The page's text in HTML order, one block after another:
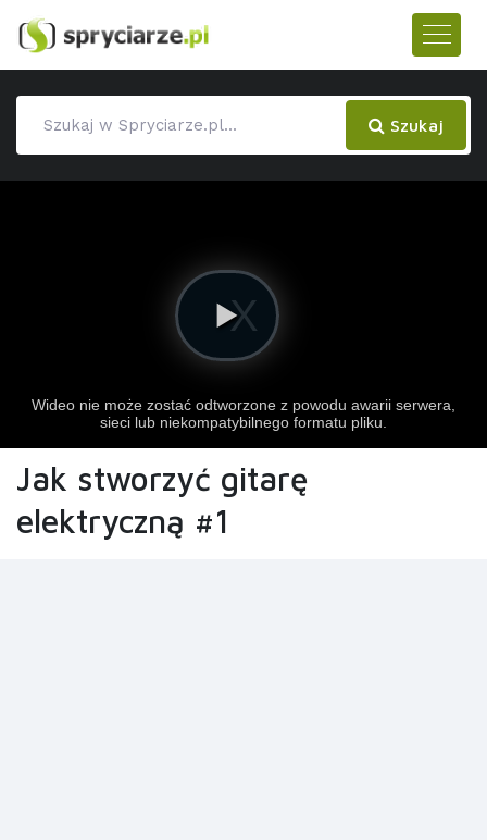
Szukaj
Jak stworzyć gitarę
elektryczną #1